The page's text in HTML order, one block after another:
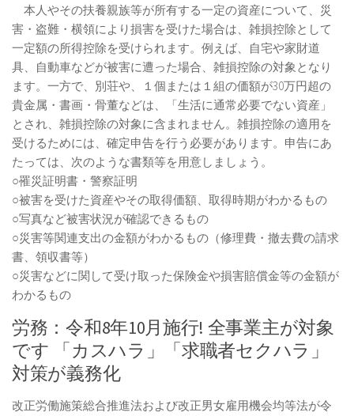
本人やその扶養親族等が所有する一定の資産について、災
害・盗難・横領により損害を受けた場合は、雑損控除として
一定額の所得控除を受けられます。例えば、自宅や家財道
具、自動車などが被害に遭った場合、雑損控除の対象となり
ます。一方で、別荘や、１個または１組の価額が30万円超の
貴金属・書画・骨董などは、「生活に通常必要でない資産」
とされ、雑損控除の対象に含まれません。雑損控除の適用を
受けるためには、確定申告を行う必要があります。申告にあ
たっては、次のような書類等を用意しましょう。
○罹災証明書・警察証明
○被害を受けた資産やその取得価額、取得時期がわかるもの
○写真など被害状況が確認できるもの
○災害等関連支出の金額がわかるもの（修理費・撤去費の請求
書、領収書等）
○災害などに関して受け取った保険金や損害賠償金等の金額が
わかるもの
労務：令和8年10月施行! 全事業主が対象
です 「カスハラ」「求職者セクハラ」
対策が義務化
改正労働施策総合推進法および改正男女雇用機会均等法が令